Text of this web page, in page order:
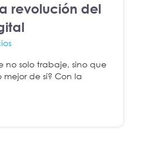
revolución del
no solo trabaje, sino que
de sí? Con la